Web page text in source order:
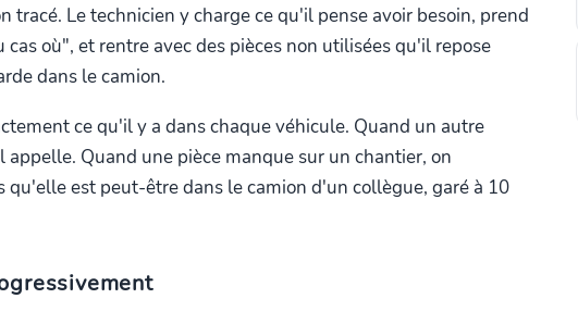
tracé. Le technicien y charge ce qu'il pense avoir besoin, prend
où", et rentre avec des pièces non utilisées qu'il repose
dans le camion.
ce qu'il y a dans chaque véhicule. Quand un autre
appelle. Quand une pièce manque sur un chantier, on
est peut-être dans le camion d'un collègue, garé à 10